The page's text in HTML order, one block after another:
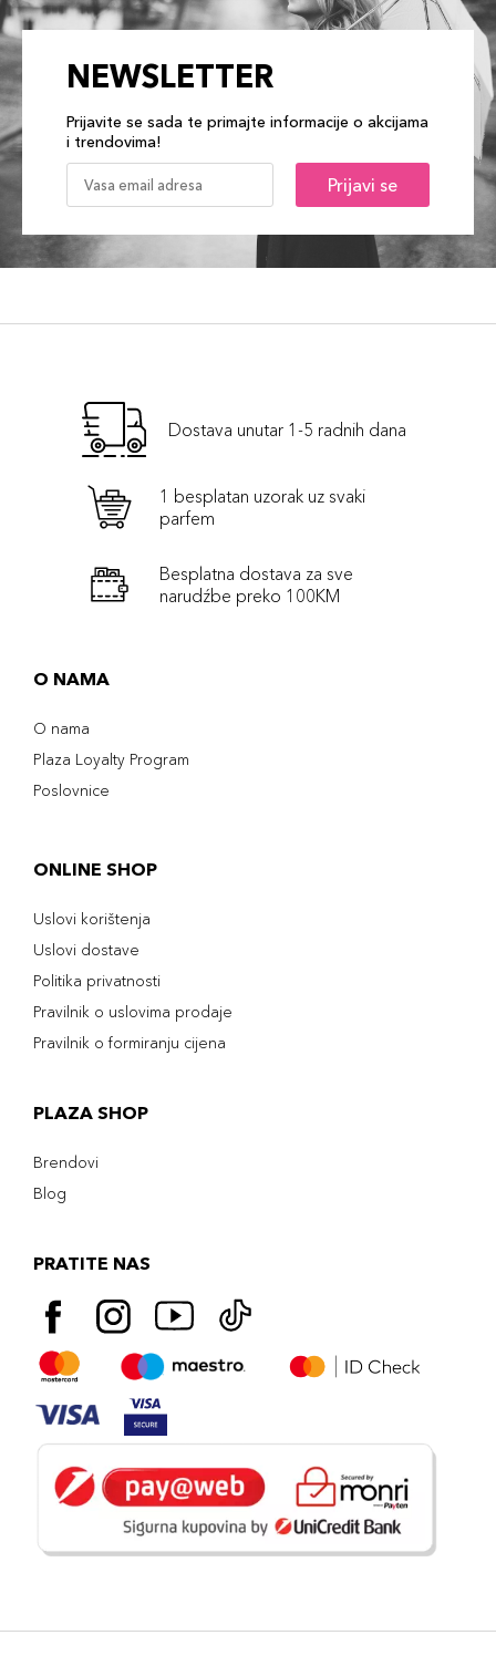
NEWSLETTER
Prijavite se sada te primajte informacije o akcijama
i trendovima!
Prijavi se
Dostava unutar 1-5 radnih dana
1 besplatan uzorak uz svaki
parfem
Besplatna dostava za sve
narudźbe preko 100KM
O NAMA
O nama
Plaza Loyalty Program
Poslovnice
ONLINE SHOP
Uslovi korištenja
Uslovi dostave
Politika privatnosti
Pravilnik o uslovima prodaje
Pravilnik o formiranju cijena
PLAZA SHOP
Brendovi
Blog
PRATITE NAS